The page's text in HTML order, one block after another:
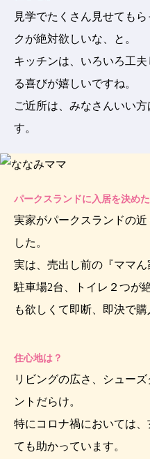
見学でたくさん見せても
クが絶対欲しいな、と。
キッチンは、いろいろ工
る喜びが嬉しいですね。
ご近所は、みなさんいい
す。
パークスランドに入居を決め
実家がパークスランドの
した。
実は、売出し前の『ママん
駐車場2台、トイレ２つが
も欲しくて即断、即決で購
住心地は？
リビングの広さ、シュー
ントだらけ。
特にコロナ禍においては
ても助かっています。